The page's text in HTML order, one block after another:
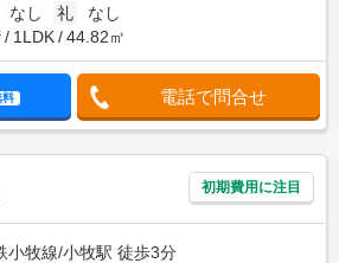
なし 礼
なし
1LDK 44.82㎡
料 電話で問合せ
初期費用に注目
小牧線/小牧駅 徒歩3分